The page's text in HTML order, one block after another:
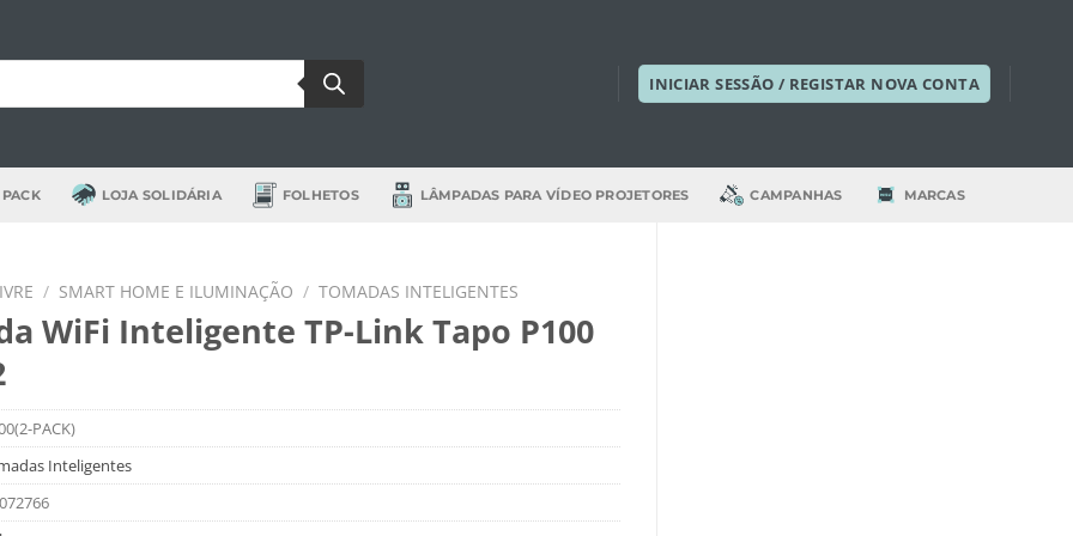
INICIAR SESSÃO / REGISTAR NOVA CONTA
LOJA SOLIDÁRIA FOLHETOS LÂMPADAS PARA VÍDEO PROJETORES CAMPANHAS MARCAS
/ SMART HOME E ILUMINAÇÃO / TOMADAS INTELIGENTES
WiFi Inteligente TP-Link Tapo P100
PACK)
Inteligentes